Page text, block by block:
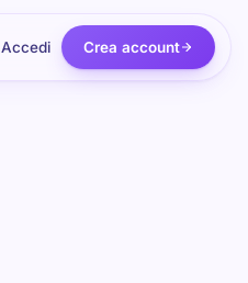
Accedi Crea account